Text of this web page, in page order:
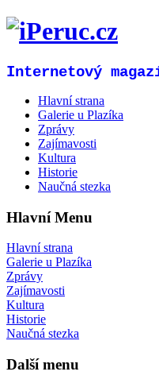
Internetový
Hlavní strana
Galerie u Plazíka
Zprávy
Zajímavosti
Kultura
Historie
Naučná stezka
Hlavní Menu
Hlavní strana
Galerie u Plazíka
Zprávy
Zajímavosti
Kultura
Historie
Naučná stezka
Další menu